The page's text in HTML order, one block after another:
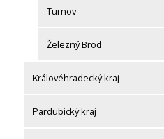
Turnov
Železný Brod
Královéhradecký kraj
Pardubický kraj